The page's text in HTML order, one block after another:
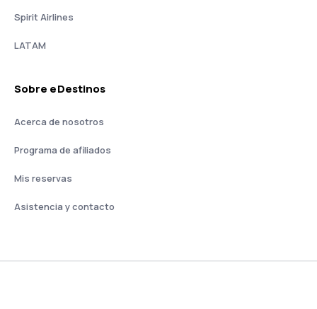
Spirit Airlines
LATAM
Sobre eDestinos
Acerca de nosotros
Programa de afiliados
Mis reservas
Asistencia y contacto